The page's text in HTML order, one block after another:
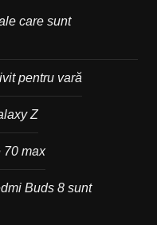
care sunt
pentru vară
Z
70 max
Buds 8 sunt